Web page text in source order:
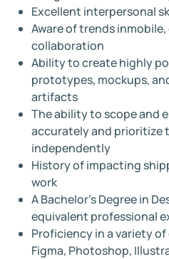
Excellent interpersonal
Aware of trends
collaboration
Ability to create highly
prototypes, mockups,
artifacts
The ability to scope and
accurately and prioritize
independently
History of impacting
work
A Bachelor’s Degree in
equivalent professional
Proficiency in a variety
Figma, Photoshop,